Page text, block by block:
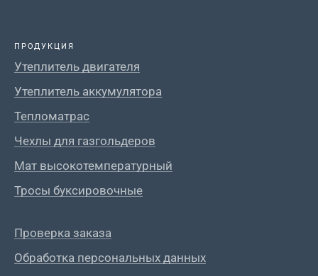
ПРОДУКЦИЯ
Утеплитель двигателя
Утеплитель аккумулятора
Тепломатрас
Чехлы для газгольдеров
Мат высокотемпературный
Тросы буксировочные
Проверка заказа
Обработка персональных данных